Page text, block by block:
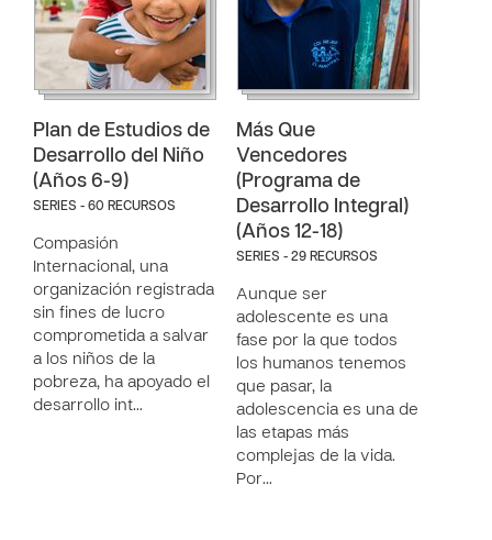
Plan de Estudios de
Desarrollo del Niño
(Años 6-9)
SERIES - 60 RECURSOS
Compasión
Internacional, una
organización registrada
sin fines de lucro
comprometida a salvar
a los niños de la
pobreza, ha apoyado el
desarrollo int…
Más Que
Vencedores
(Programa de
Desarrollo Integral)
(Años 12-18)
SERIES - 29 RECURSOS
Aunque ser
adolescente es una
fase por la que todos
los humanos tenemos
que pasar, la
adolescencia es una de
las etapas más
complejas de la vida.
Por…